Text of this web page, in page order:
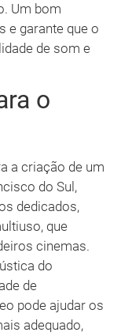
Um bom
e garante que o
de som e
o
a criação de um
do Sul,
dedicados,
que
cinemas.
do
de
pode ajudar os
adequado,